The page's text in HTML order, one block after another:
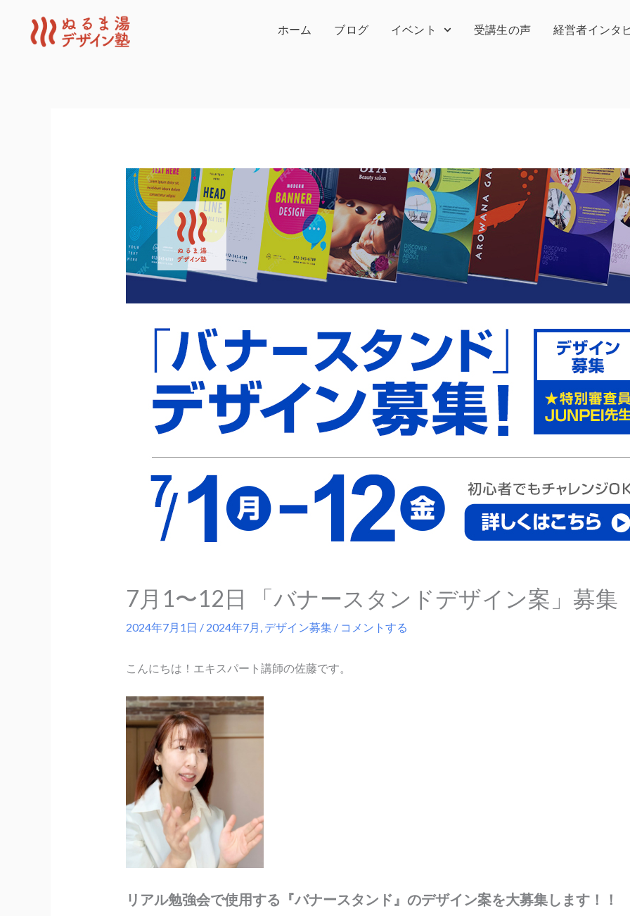
ホーム ブログ イベント 受講生の声 経営者インタ
7月1〜12日 「バナースタンドデザイン案」募集
2024年7月1日 / 2024年7月 , デザイン募集/ コメントする
こんにちは！エキスパート講師の佐藤です。
リアル勉強会で使用する『バナースタンド』のデザイン案を大募集します！！